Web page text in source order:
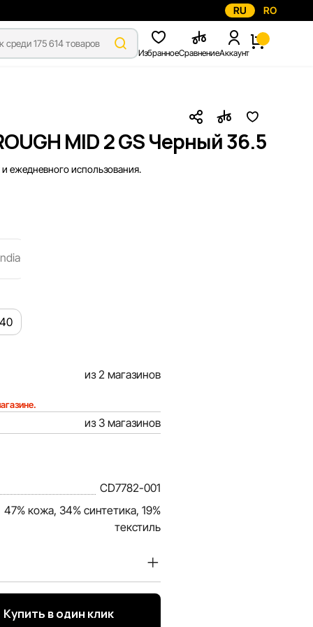
RU RO
ИзбранноеСравнениеАккаунт
MID 2 GS Черный 36.5
ежедневного использования.
40
из 2 магазинов
из 3 магазинов
CD7782-001
47% кожа, 34% синтетика, 19%
текстиль
наших покупателей.
о товарах и услугах,
объективной и актуальной.
Купить в один клик